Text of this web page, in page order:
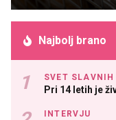
Najbolj brano
SVET SLAVNIH
Pri 14 letih je
INTERVJU